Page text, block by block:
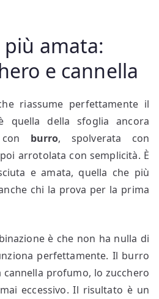
più amata:
e cannella
riassume perfettamente il
quella della sfoglia ancora
con burro, spolverata con
arrotolata con semplicità. È
e amata, quella che più
chi la prova per la prima
è che non ha nulla di
perfettamente. Il burro
profumo, lo zucchero
eccessivo. Il risultato è un